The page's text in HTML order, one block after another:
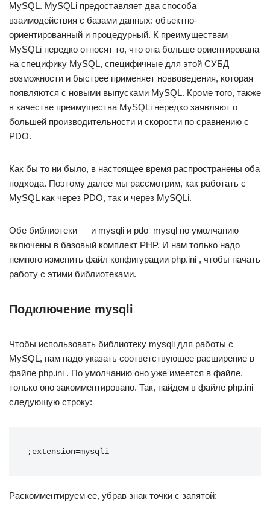
MySQL. MySQLi предоставляет два способа
взаимодействия с базами данных: объектно-
ориентированный и процедурный. К преимуществам
MySQLi нередко относят то, что она больше ориентирована
на специфику MySQL, специфичные для этой СУБД
возможности и быстрее применяет новвоведения, которая
появляются с новыми выпусками MySQL. Кроме того, также
в качестве преимущества MySQLi нередко заявляют о
большей производительности и скорости по сравнению с
PDO.
Как бы то ни было, в настоящее время распространены оба
подхода. Поэтому далее мы рассмотрим, как работать с
MySQL как через PDO, так и через MySQLi.
Обе библиотеки — и mysqli и pdo_mysql по умолчанию
включены в базовый комплект PHP. И нам только надо
немного изменить файл конфигурации php.ini , чтобы начать
работу с этими библиотеками.
Подключение mysqli
Чтобы использовать библиотеку mysqli для работы с
MySQL, нам надо указать соответствующее расширение в
файле php.ini . По умолчанию оно уже имеется в файле,
только оно закомментировано. Так, найдем в файле php.ini
следующую строку:
;extension=mysqli
Раскомментируем ее, убрав знак точки с запятой: